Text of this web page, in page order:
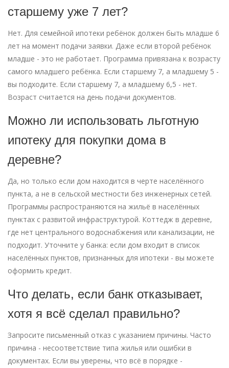
старшему уже 7 лет?
Нет. Для семейной ипотеки ребёнок должен быть младше 6
лет на момент подачи заявки. Даже если второй ребёнок
младше - это не работает. Программа привязана к возрасту
самого младшего ребёнка. Если старшему 7, а младшему 5 -
вы подходите. Если старшему 7, а младшему 6,5 - нет.
Возраст считается на день подачи документов.
Можно ли использовать льготную
ипотеку для покупки дома в
деревне?
Да, но только если дом находится в черте населённого
пункта, а не в сельской местности без инженерных сетей.
Программы распространяются на жильё в населённых
пунктах с развитой инфраструктурой. Коттедж в деревне,
где нет центрального водоснабжения или канализации, не
подходит. Уточните у банка: если дом входит в список
населённых пунктов, признанных для ипотеки - вы можете
оформить кредит.
Что делать, если банк отказывает,
хотя я всё сделал правильно?
Запросите письменный отказ с указанием причины. Часто
причина - несоответствие типа жилья или ошибки в
документах. Если вы уверены, что всё в порядке -